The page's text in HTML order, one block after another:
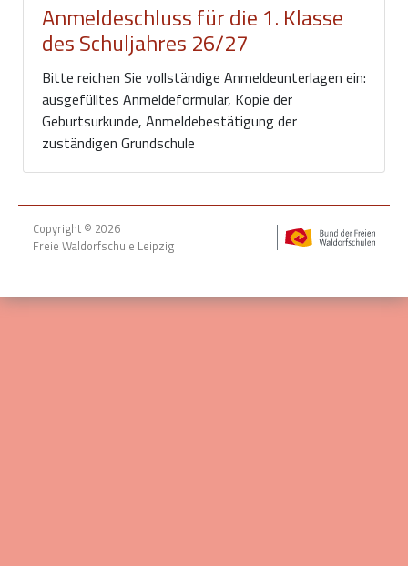
Anmeldeschluss für die 1. Klasse
des Schuljahres 26/27
Bitte reichen Sie vollständige Anmeldeunterlagen ein:
ausgefülltes Anmeldeformular, Kopie der
Geburtsurkunde, Anmeldebestätigung der
zuständigen Grundschule
Copyright © 2026
Freie Waldorfschule Leipzig